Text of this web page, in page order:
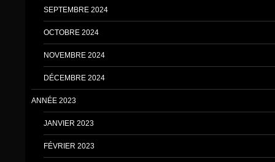
SEPTEMBRE 2024
OCTOBRE 2024
NOVEMBRE 2024
DÉCEMBRE 2024
ANNÉE 2023
JANVIER 2023
FÉVRIER 2023